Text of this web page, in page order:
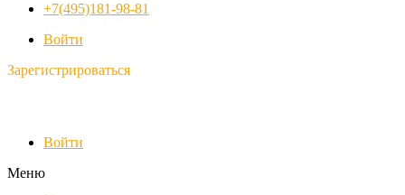
+7(495)181-98-81
Войти
Зарегистрироваться
Войти
Меню